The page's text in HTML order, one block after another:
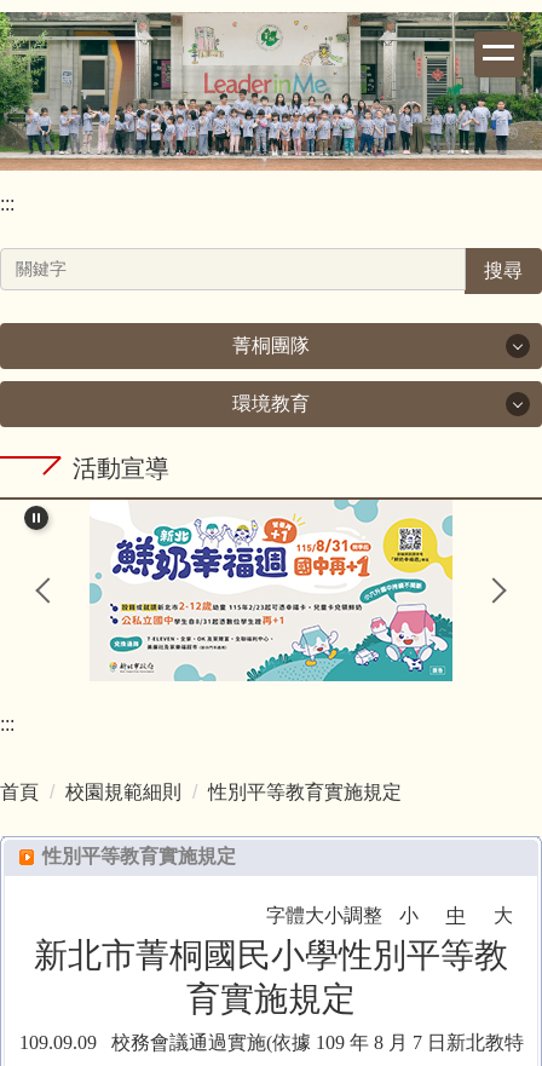
跳
到
主
要
內
容
:::
搜尋
菁桐團隊
校長室
總務處
輔導室
人事室
幼兒園
環境教育
環境教育
新北市政府教育局111年度環境教育工作計畫.pdf
新北市環境教育中程計畫（111-114年）.pdf
菁桐國小109年度環境教育成果.pdf
新北市政府教育局食農教育中程計畫(110年).pdf
新北市市永續環境教育中心
校園電力監控系統
空氣品質監測-空氣盒子(EdiGreen)
活動宣導
:::
首頁 校園規範細則 性別平等教育實施規定
性別平等教育實施規定
字體大小調整 小 中 大
新北市菁桐國民小學性別平等教
育實施規定
109.09.09 校務會議通過實施(依據 109 年 8 月 7 日新北教特